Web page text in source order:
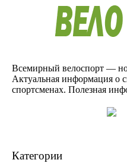
Всемирный велоспорт —
Актуальная информация о
спортсменах. Полезная
Категории